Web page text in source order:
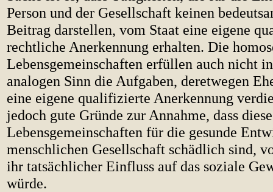
Person und der Gesellschaft keinen
Beitrag darstellen, vom Staat eine eigene
rechtliche Anerkennung erhalten. Die
Lebensgemeinschaften erfüllen auch nicht
analogen Sinn die Aufgaben, deretwegen
eine eigene qualifizierte Anerkennung
jedoch gute Gründe zur Annahme, dass diese
Lebensgemeinschaften für die gesunde
menschlichen Gesellschaft schädlich sind,
ihr tatsächlicher Einfluss auf das soziale
würde.